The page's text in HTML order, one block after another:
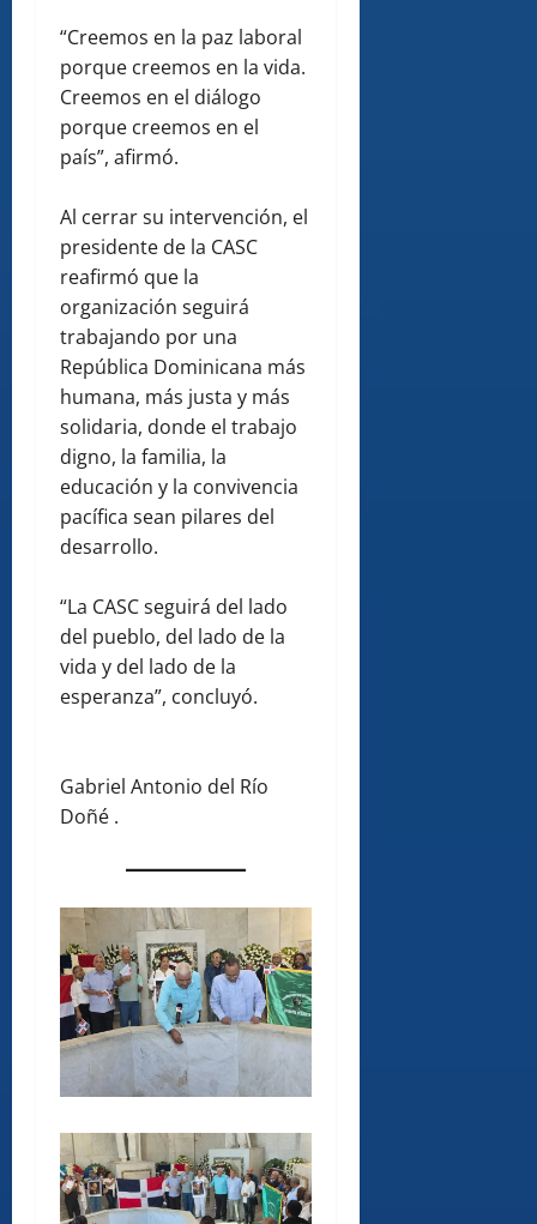
“Creemos en la paz laboral
porque creemos en la vida.
Creemos en el diálogo
porque creemos en el
país”, afirmó.
Al cerrar su intervención, el
presidente de la CASC
reafirmó que la
organización seguirá
trabajando por una
República Dominicana más
humana, más justa y más
solidaria, donde el trabajo
digno, la familia, la
educación y la convivencia
pacífica sean pilares del
desarrollo.
“La CASC seguirá del lado
del pueblo, del lado de la
vida y del lado de la
esperanza”, concluyó.
Gabriel Antonio del Río
Doñé .